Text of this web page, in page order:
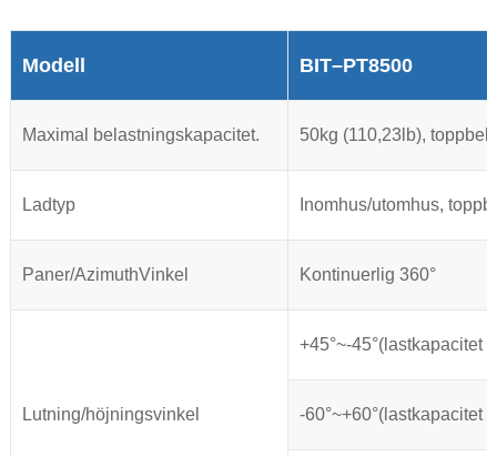
Modell BIT–PT8500
Maximal belastningskapacitet. 50kg (110,23lb),
Ladtyp Inomhus/utomhus,
Paner/AzimuthVinkel Kontinuerlig 360°
Lutning/höjningsvinkel
+45°~-45°(lastkapacitet
-60°~+60°(lastkapacitet